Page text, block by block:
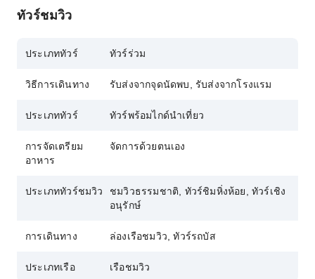
ระยับของหิ่งห้อยนับพันที่ส่องสว่างริมแม่น้ำในยาม
สำรวจสถานที่ต่างๆ พร้อมไกด์ท้องถิ่นมืออาชีพที่ให้
ตลอดการเดินทาง
ทัวร์ชมวิว
ประเภททัวร์ ทัวร์ร่วม
วิธีการเดินทาง รับส่งจากจุดนัดพบ, รับส่งจากโรงแรม
ประเภททัวร์ ทัวร์พร้อมไกด์นำเที่ยว
การจัดเตรียม
อาหาร
จัดการด้วยตนเอง
ประเภททัวร์ชมวิว
ชมวิวธรรมชาติ, ทัวร์ชิมหิ่งห้อย, ทัวร์เชิง
อนุรักษ์
การเดินทาง ล่องเรือชมวิว, ทัวร์รถบัส
ประเภทเรือ เรือชมวิว